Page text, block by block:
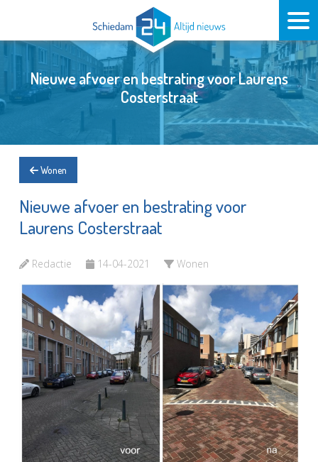
Nieuwe afvoer en bestrating voor Laurens
Costerstraat
Wonen
Nieuwe afvoer en bestrating voor
Laurens Costerstraat
Redactie 14-04-2021 Wonen